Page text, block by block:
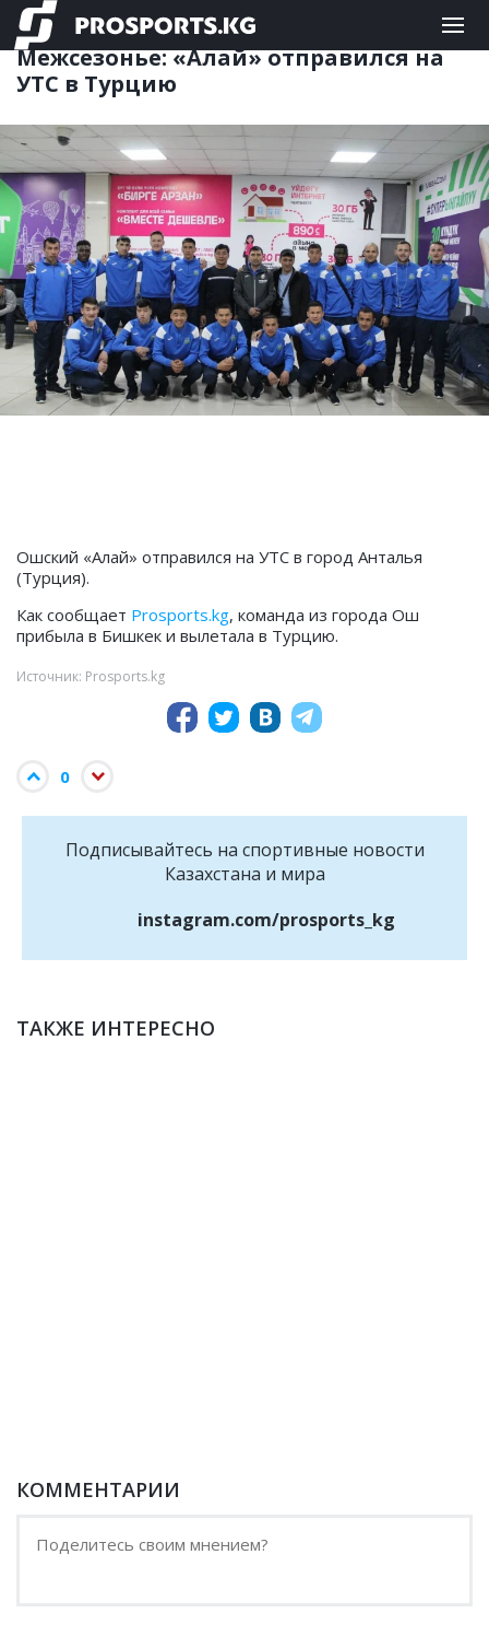
ФУТБОЛ 16.02.2020 12:53
Межсезонье: «Алай» отправился на
УТС в Турцию
Ошский «Алай» отправился на УТС в город Анталья
(Турция).
Как сообщает Prosports.kg, команда из города Ош
прибыла в Бишкек и вылетала в Турцию.
Источник: Prosports.kg
0
Подписывайтесь на cпортивные новости
Казахстана и мира
instagram.com/prosports_kg
ТАКЖЕ ИНТЕРЕСНО
КОММЕНТАРИИ